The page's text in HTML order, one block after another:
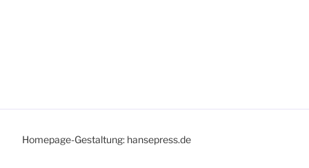
Homepage-Gestaltung: hansepress.de